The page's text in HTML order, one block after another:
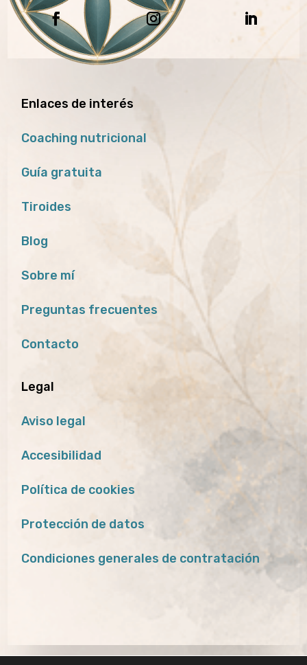
Enlaces de interés
Coaching nutricional
Guía gratuita
Tiroides
Blog
Sobre mí
Preguntas frecuentes
Contacto
Legal
Aviso legal
Accesibilidad
Política de cookies
Protección de datos
Condiciones generales de contratación